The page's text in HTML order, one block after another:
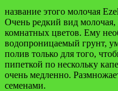
название этого молочая
Очень редкий вид
комнатных цветов. Ему
водопроницаемый грунт,
полив только для того,
пипеткой по нескольку
очень медленно.
семенами.